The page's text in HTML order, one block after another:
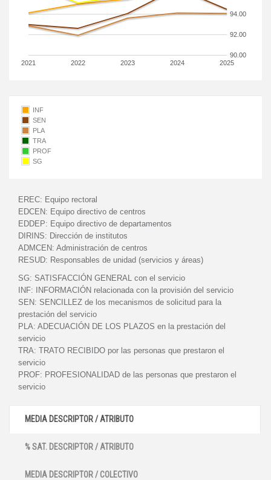
2021 2022 2023 2024 2025
90.00
92.00
94.00
INF
SEN
PLA
TRA
PROF
SG
EREC: Equipo rectoral
EDCEN: Equipo directivo de centros
EDDEP: Equipo directivo de departamentos
DIRINS: Dirección de institutos
ADMCEN: Administración de centros
RESUD: Responsables de unidad (servicios y áreas)
SG: SATISFACCIÓN GENERAL con el servicio
INF:
INFORMACIÓN relacionada con la provisión del servicio
SEN: SENCILLEZ de los mecanismos de solicitud para la
prestación del servicio
PLA: ADECUACIÓN DE LOS PLAZOS en la prestación del
servicio
TRA: TRATO RECIBIDO por las personas que prestaron el
servicio
PROF: PROFESIONALIDAD de las personas que prestaron el
servicio
MEDIA DESCRIPTOR / ATRIBUTO
% SAT. DESCRIPTOR / ATRIBUTO
MEDIA DESCRIPTOR / COLECTIVO